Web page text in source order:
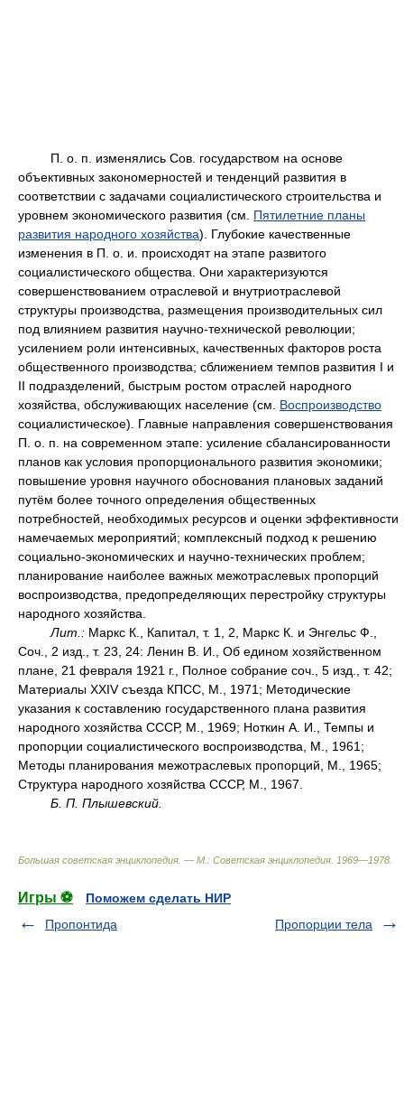
П. о. п. изменялись Сов. государством на основе
объективных закономерностей и тенденций развития в
соответствии с задачами социалистического строительства и
уровнем экономического развития (см. Пятилетние планы
развития народного хозяйства). Глубокие качественные
изменения в П. о. и. происходят на этапе развитого
социалистического общества. Они характеризуются
совершенствованием отраслевой и внутриотраслевой
структуры производства, размещения производительных сил
под влиянием развития научно-технической революции;
усилением роли интенсивных, качественных факторов роста
общественного производства; сближением темпов развития I и
II подразделений, быстрым ростом отраслей народного
хозяйства, обслуживающих население (см. Воспроизводство
социалистическое). Главные направления совершенствования
П. о. п. на современном этапе: усиление сбалансированности
планов как условия пропорционального развития экономики;
повышение уровня научного обоснования плановых заданий
путём более точного определения общественных
потребностей, необходимых ресурсов и оценки эффективности
намечаемых мероприятий; комплексный подход к решению
социально-экономических и научно-технических проблем;
планирование наиболее важных межотраслевых пропорций
воспроизводства, предопределяющих перестройку структуры
народного хозяйства.
Лит.: Маркс К., Капитал, т. 1, 2, Маркс К. и Энгельс Ф.,
Соч., 2 изд., т. 23, 24: Ленин В. И., Об едином хозяйственном
плане, 21 февраля 1921 г., Полное собрание соч., 5 изд., т. 42;
Материалы XXIV съезда КПСС, М., 1971; Методические
указания к составлению государственного плана развития
народного хозяйства СССР, М., 1969; Ноткин А. И., Темпы и
пропорции социалистического воспроизводства, М., 1961;
Методы планирования межотраслевых пропорций, М., 1965;
Структура народного хозяйства СССР, М., 1967.
Б. П. Плышевский.
Большая советская энциклопедия. — М.: Советская энциклопедия 1969—1978
Игры ⚽
Поможем сделать НИР
Пропонтида
Пропорции тела